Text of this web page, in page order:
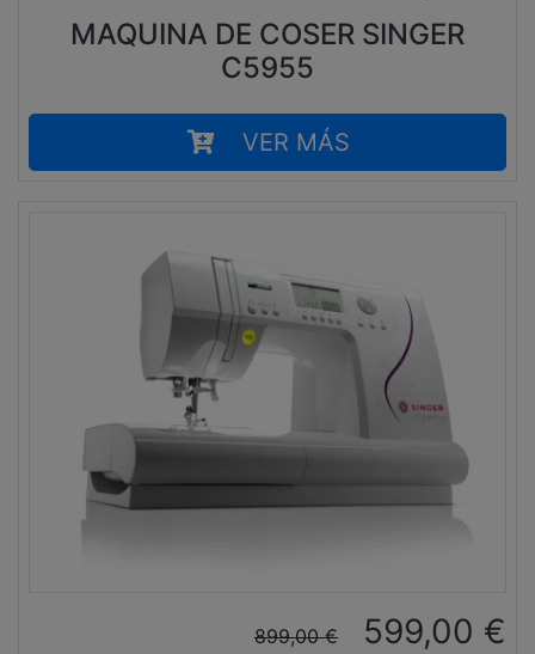
MAQUINA DE COSER SINGER
C5955
VER MÁS
899,00 € 599,00 €